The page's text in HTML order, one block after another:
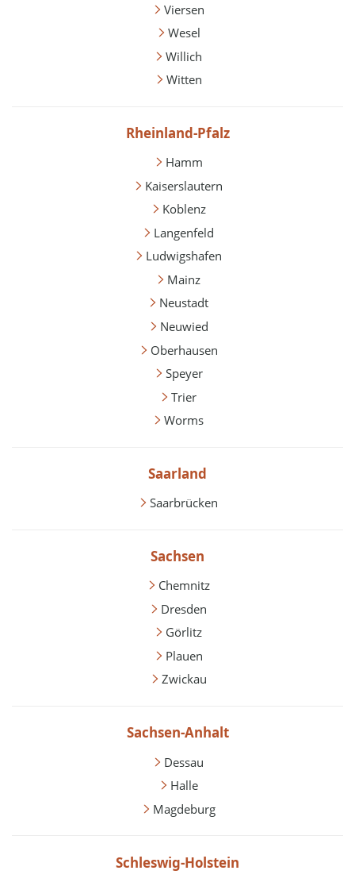
Viersen
Wesel
Willich
Witten
Rheinland-Pfalz
Hamm
Kaiserslautern
Koblenz
Langenfeld
Ludwigshafen
Mainz
Neustadt
Neuwied
Oberhausen
Speyer
Trier
Worms
Saarland
Saarbrücken
Sachsen
Chemnitz
Dresden
Görlitz
Plauen
Zwickau
Sachsen-Anhalt
Dessau
Halle
Magdeburg
Schleswig-Holstein